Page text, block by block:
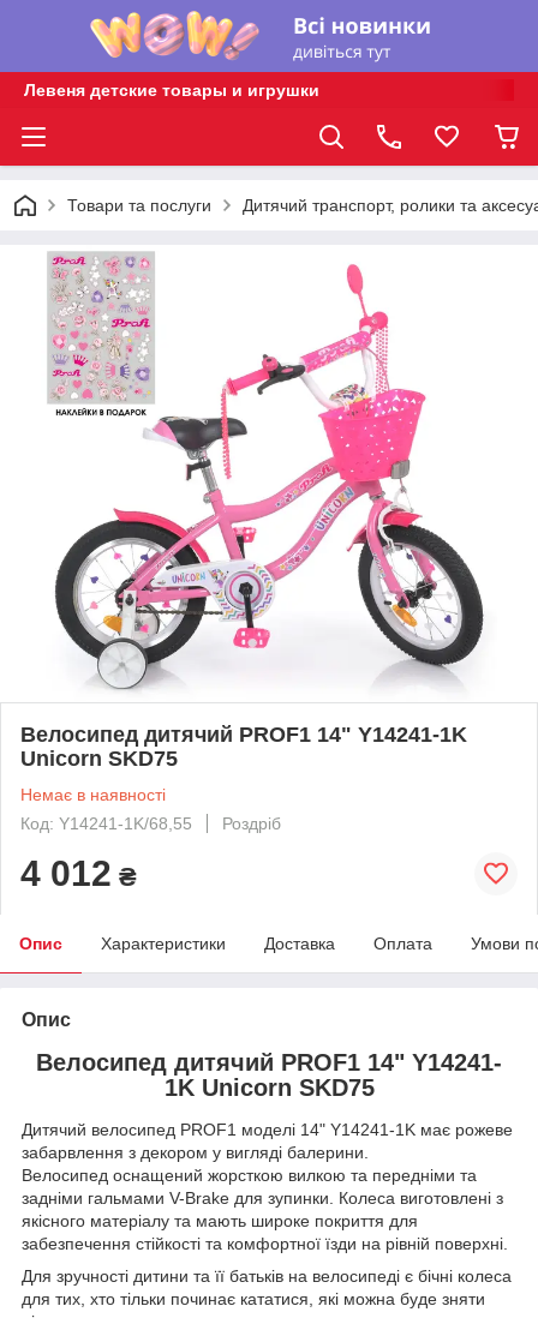
Левеня детские товары и игрушки
Товари та послуги Дитячий транспорт, ролики та
Велосипед дитячий PROF1 14" Y14241-1K
Unicorn SKD75
Немає в наявності
Код: Y14241-1K/68,55
Роздріб
4 012 ₴
Опис Характеристики Доставка Оплата Умови
Опис
Велосипед дитячий PROF1 14" Y14241-
1K Unicorn SKD75
Дитячий велосипед PROF1 моделі 14" Y14241-1K має рожеве
забарвлення з декором у вигляді балерини.
Велосипед оснащений жорсткою вилкою та передніми та
задніми гальмами V-Brake для зупинки. Колеса виготовлені з
якісного матеріалу та мають широке покриття для
забезпечення стійкості та комфортної їзди на рівній поверхні.
Для зручності дитини та її батьків на велосипеді є бічні колеса
для тих, хто тільки починає кататися, які можна буде зняти